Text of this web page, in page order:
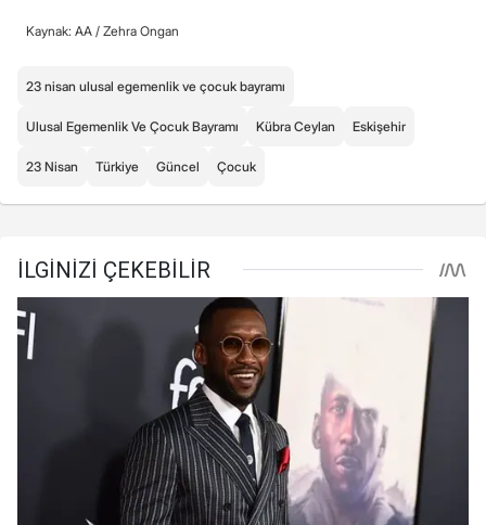
Kaynak: AA / Zehra Ongan
23 nisan ulusal egemenlik ve çocuk bayramı
Ulusal Egemenlik Ve Çocuk Bayramı Kübra Ceylan Eskişehir
23 Nisan Türkiye Güncel Çocuk